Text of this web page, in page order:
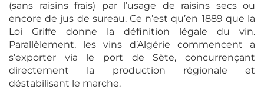
(sans raisins frais) par l’usage de raisins secs ou
encore de jus de sureau. Ce n’est qu’en 1889 que la
Loi Griffe donne la définition légale du vin.
Parallèlement, les vins d’Algérie commencent a
s’exporter via le port de Sète, concurrençant
directement la production régionale et
déstabilisant le marche.